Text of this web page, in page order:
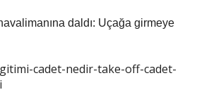
daldı: Uçağa girmeye